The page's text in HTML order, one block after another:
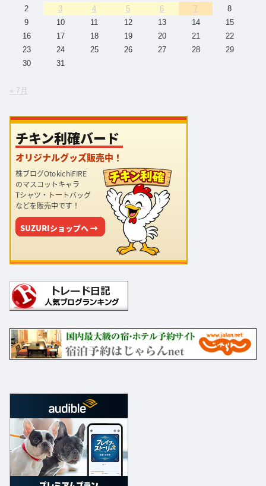
2
3 4 5 6 7
8
9
10 11 12 13 14
15
16
17 18 19 20 21
22
23
24 25 26 27 28
29
30
31
« 7月